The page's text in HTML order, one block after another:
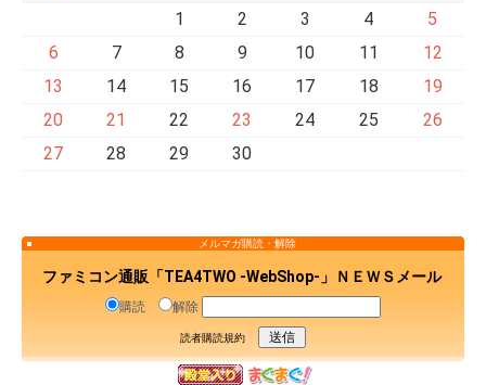
1
2 3 4
5
6
7 8 9 10 11
12
13
14 15 16 17 18
19
20
21 22 23 24 25
26
27
28 29 30
メルマガ購読・解除
ファミコン通販「TEA4TWO -WebShop-」ＮＥＷＳメール
購読 解除
読者購読規約